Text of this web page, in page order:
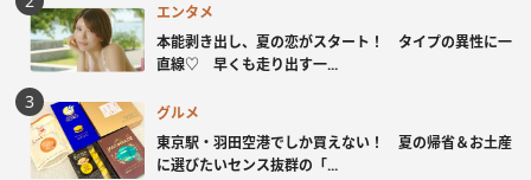
エンタメ
本能剥き出し、夏の恋がスタート！ タイプの異性に一
直線♡ 早くも走り出す一...
グルメ
東京駅・羽田空港でしか買えない！ 夏の帰省＆お土産
に選びたいセンス抜群の「...